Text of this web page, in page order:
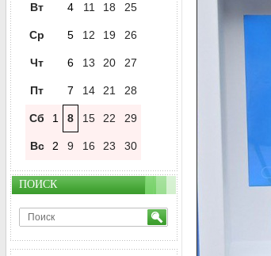
Вт 4 11 18 25
Ср 5 12 19 26
Чт 6 13 20 27
Пт 7 14 21 28
Сб 1 8 15 22 29
Вс 2 9 16 23 30
ПОИСК